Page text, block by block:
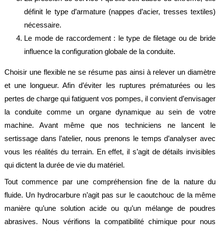
légales
définit le type d’armature (nappes d’acier, tresses textiles)
nécessaire.
Le mode de raccordement : le type de filetage ou de bride
influence la configuration globale de la conduite.
Choisir une flexible ne se résume pas ainsi à relever un diamètre
et une longueur. Afin d’éviter les ruptures prématurées ou les
pertes de charge qui fatiguent vos pompes, il convient d’envisager
la conduite comme un organe dynamique au sein de votre
machine. Avant même que nos techniciens ne lancent le
sertissage dans l’atelier, nous prenons le temps d’analyser avec
vous les réalités du terrain. En effet, il s’agit de détails invisibles
qui dictent la durée de vie du matériel.
Tout commence par une compréhension fine de la nature du
fluide. Un hydrocarbure n’agit pas sur le caoutchouc de la même
manière qu’une solution acide ou qu’un mélange de poudres
abrasives. Nous vérifions la compatibilité chimique pour nous